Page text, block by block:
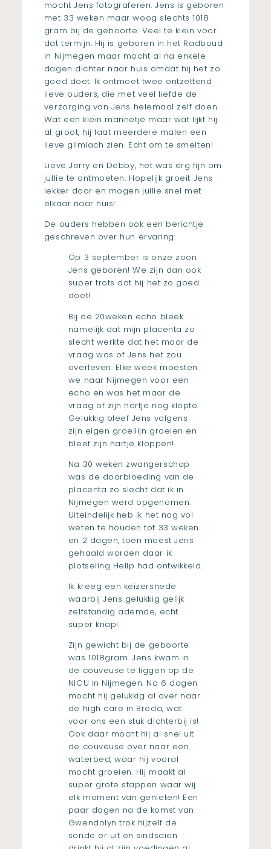
mocht Jens fotograferen. Jens is geboren
met 33 weken maar woog slechts 1018
gram bij de geboorte. Veel te klein voor
dat termijn. Hij is geboren in het Radboud
in Nijmegen maar mocht al na enkele
dagen dichter naar huis omdat hij het zo
goed doet. Ik ontmoet twee ontzettend
lieve ouders, die met veel liefde de
verzorging van Jens helemaal zelf doen.
Wat een klein mannetje maar wat lijkt hij
al groot, hij laat meerdere malen een
lieve glimlach zien. Echt om te smelten!
Lieve Jerry en Debby, het was erg fijn om
jullie te ontmoeten. Hopelijk groeit Jens
lekker door en mogen jullie snel met
elkaar naar huis!
De ouders hebben ook een berichtje
geschreven over hun ervaring:
Op 3 september is onze zoon
Jens geboren! We zijn dan ook
super trots dat hij het zo goed
doet!
Bij de 20weken echo bleek
namelijk dat mijn placenta zo
slecht werkte dat het maar de
vraag was of Jens het zou
overleven. Elke week moesten
we naar Nijmegen voor een
echo en was het maar de
vraag of zijn hartje nog klopte.
Gelukkig bleef Jens volgens
zijn eigen groeilijn groeien en
bleef zijn hartje kloppen!
Na 30 weken zwangerschap
was de doorbloeding van de
placenta zo slecht dat ik in
Nijmegen werd opgenomen.
Uiteindelijk heb ik het nog vol
weten te houden tot 33 weken
en 2 dagen, toen moest Jens
gehaald worden daar ik
plotseling Hellp had ontwikkeld.
Ik kreeg een keizersnede
waarbij Jens gelukkig gelijk
zelfstandig ademde, echt
super knap!
Zijn gewicht bij de geboorte
was 1018gram. Jens kwam in
de couveuse te liggen op de
NICU in Nijmegen. Na 6 dagen
mocht hij gelukkig al over naar
de high care in Breda, wat
voor ons een stuk dichterbij is!
Ook daar mocht hij al snel uit
de couveuse over naar een
waterbed, waar hij vooral
mocht groeien. Hij maakt al
super grote stappen waar wij
elk moment van genieten! Een
paar dagen na de komst van
Gwendolyn trok hijzelf de
sonde er uit en sindsdien